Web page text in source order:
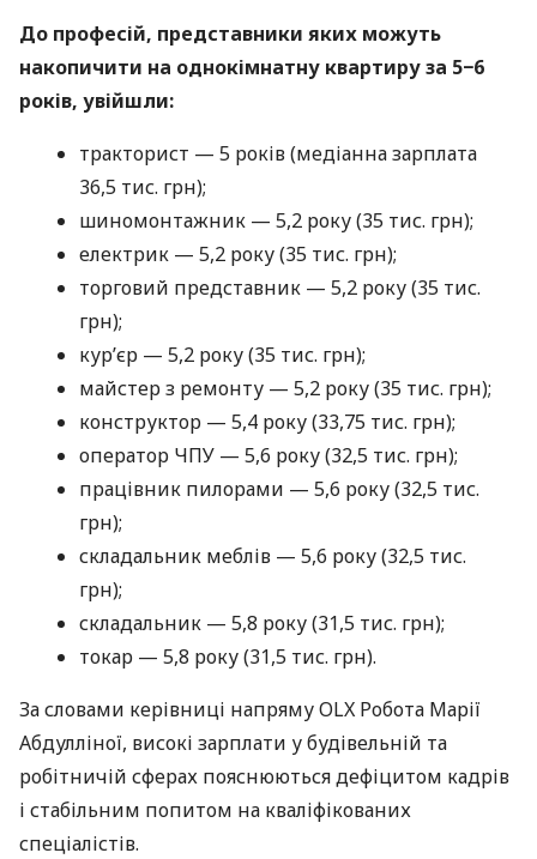
До професій, представники яких можуть
накопичити на однокімнатну квартиру за 5−6
років, увійшли:
тракторист — 5 років (медіанна зарплата
36,5 тис. грн);
шиномонтажник — 5,2 року (35 тис. грн);
електрик — 5,2 року (35 тис. грн);
торговий представник — 5,2 року (35 тис.
грн);
кур’єр — 5,2 року (35 тис. грн);
майстер з ремонту — 5,2 року (35 тис. грн);
конструктор — 5,4 року (33,75 тис. грн);
оператор ЧПУ — 5,6 року (32,5 тис. грн);
працівник пилорами — 5,6 року (32,5 тис.
грн);
складальник меблів — 5,6 року (32,5 тис.
грн);
складальник — 5,8 року (31,5 тис. грн);
токар — 5,8 року (31,5 тис. грн).
За словами керівниці напряму OLX Робота Марії
Абдулліної, високі зарплати у будівельній та
робітничій сферах пояснюються дефіцитом кадрів
і стабільним попитом на кваліфікованих
спеціалістів.